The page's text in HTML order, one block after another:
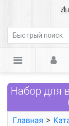
Набор для
Главная >